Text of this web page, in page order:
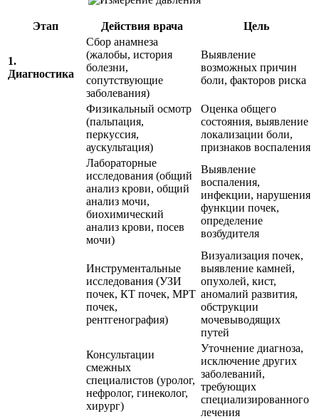
Этап Действия врача Цель
1.
Диагностика
Сбор анамнеза
(жалобы, история
болезни,
сопутствующие
заболевания)
Выявление
возможных причин
боли, факторов риска
Физикальный осмотр
(пальпация,
перкуссия,
аускультация)
Оценка общего
состояния, выявление
локализации боли,
признаков воспаления
Лабораторные
исследования (общий
анализ крови, общий
анализ мочи,
биохимический
анализ крови, посев
мочи)
Выявление
воспаления,
инфекции, нарушения
функции почек,
определение
возбудителя
Инструментальные
исследования (УЗИ
почек, КТ почек, МРТ
почек,
рентгенография)
Визуализация почек,
выявление камней,
опухолей, кист,
аномалий развития,
обструкции
мочевыводящих
путей
Консультации
смежных
специалистов (уролог,
нефролог, гинеколог,
хирург)
Уточнение диагноза,
исключение других
заболеваний,
требующих
специализированного
лечения